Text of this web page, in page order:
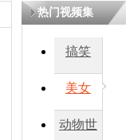
热门视频集
搞笑
美女
动物世